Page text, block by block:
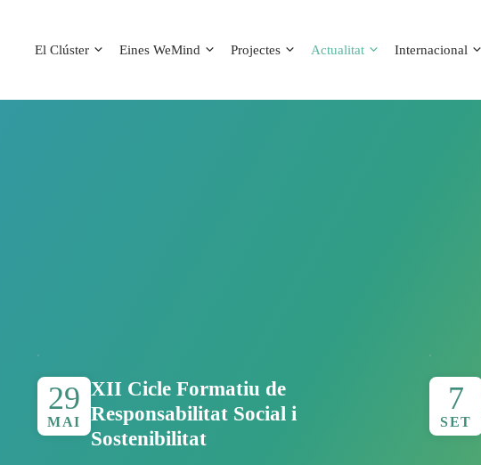
El Clúster Eines WeMind Projectes Actualitat Internacional
29
MAI
XII Cicle Formatiu de
Responsabilitat Social i
Sostenibilitat
7
SET